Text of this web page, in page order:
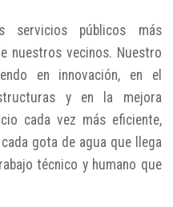
servicios públicos más
nuestros vecinos. Nuestro
en innovación, en el
y en la mejora
cada vez más eficiente,
gota de agua que llega
técnico y humano que